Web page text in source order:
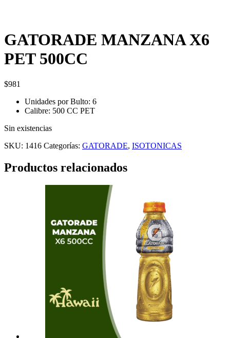
GATORADE MANZANA X6
PET 500CC
$981
Unidades por Bulto: 6
Calibre: 500 CC PET
Sin existencias
SKU: 1416 Categorías: GATORADE, ISOTONICAS
Productos relacionados